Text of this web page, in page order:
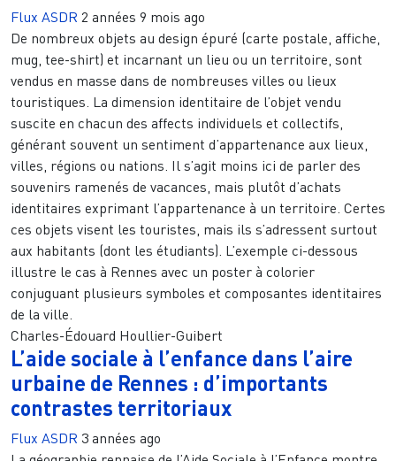
Flux ASDR 2 années 9 mois ago
De nombreux objets au design épuré (carte postale, affiche,
mug, tee-shirt) et incarnant un lieu ou un territoire, sont
vendus en masse dans de nombreuses villes ou lieux
touristiques. La dimension identitaire de l’objet vendu
suscite en chacun des affects individuels et collectifs,
générant souvent un sentiment d’appartenance aux lieux,
villes, régions ou nations. Il s’agit moins ici de parler des
souvenirs ramenés de vacances, mais plutôt d’achats
identitaires exprimant l’appartenance à un territoire. Certes
ces objets visent les touristes, mais ils s’adressent surtout
aux habitants (dont les étudiants). L’exemple ci-dessous
illustre le cas à Rennes avec un poster à colorier
conjuguant plusieurs symboles et composantes identitaires
de la ville.
Charles-Édouard Houllier-Guibert
L’aide sociale à l’enfance dans l’aire
urbaine de Rennes : d’importants
contrastes territoriaux
Flux ASDR 3 années ago